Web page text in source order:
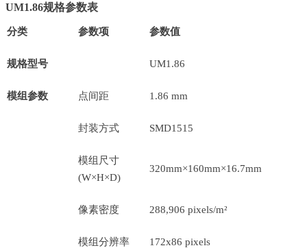
UM1.86规格参数表
分类 参数项 参数值
规格型号 UM1.86
模组参数 点间距 1.86 mm
封装方式 SMD1515
模组尺寸
(W×H×D)
320mm×160mm×16.7mm
像素密度 288,906 pixels/m²
模组分辨率 172x86 pixels